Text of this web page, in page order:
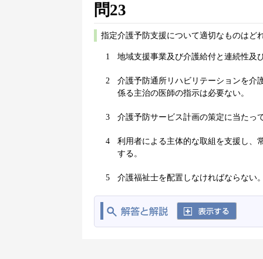
問23
指定介護予防支援について適切なものはど
1 地域支援事業及び介護給付と連続性及
2
介護予防通所リハビリテーションを介
係る主治の医師の指示は必要ない。
3 介護予防サービス計画の策定に当たっ
4
利用者による主体的な取組を支援し、
する。
5 介護福祉士を配置しなければならない